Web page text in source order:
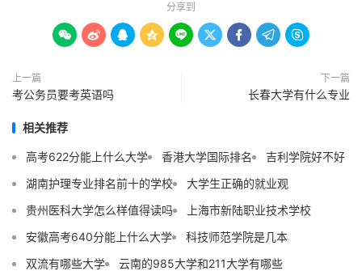
分享到
        
上一篇
考公务员要考英语吗
下一篇
长春大学有什么专业
相关推荐
高考622分能上什么大学 香港大学国际排名
吉利学院好不好
湖南护理专业排名前十的学校
大学生正确的就业观
贵州医科大学怎么样值得读吗
上海市新陆职业技术学校
安徽高考640分能上什么大学
科技师范学院是几本
双流有哪些大学
云南的985大学和211大学有哪些